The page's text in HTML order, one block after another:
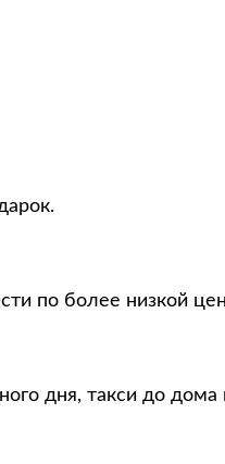
по более низкой
дня, такси до дома